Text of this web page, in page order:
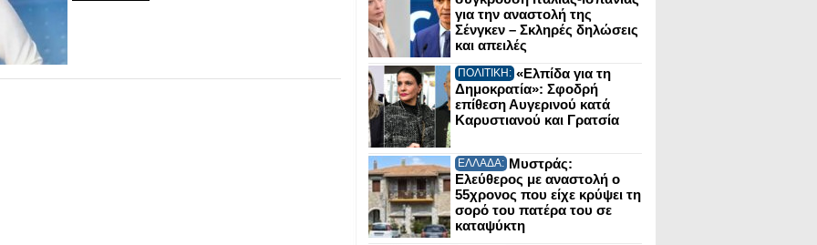
για την αναστολή της
Σένγκεν – Σκληρές δηλώσεις
και απειλές
ΠΟΛΙΤΙΚΗ: «Ελπίδα για τη
Δημοκρατία»: Σφοδρή
επίθεση Αυγερινού κατά
Καρυστιανού και Γρατσία
ΕΛΛΑΔΑ: Μυστράς:
Ελεύθερος με αναστολή ο
55χρονος που είχε κρύψει τη
σορό του πατέρα του σε
καταψύκτη